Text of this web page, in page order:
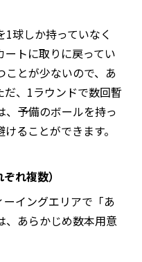
球しか持っていなく
トに取りに戻ってい
ことが少ないので、あ
だ、1ラウンドで数回暫
、予備のボールを持っ
ることができます。
れ複数）
イングエリアで「あ
、あらかじめ数本用意